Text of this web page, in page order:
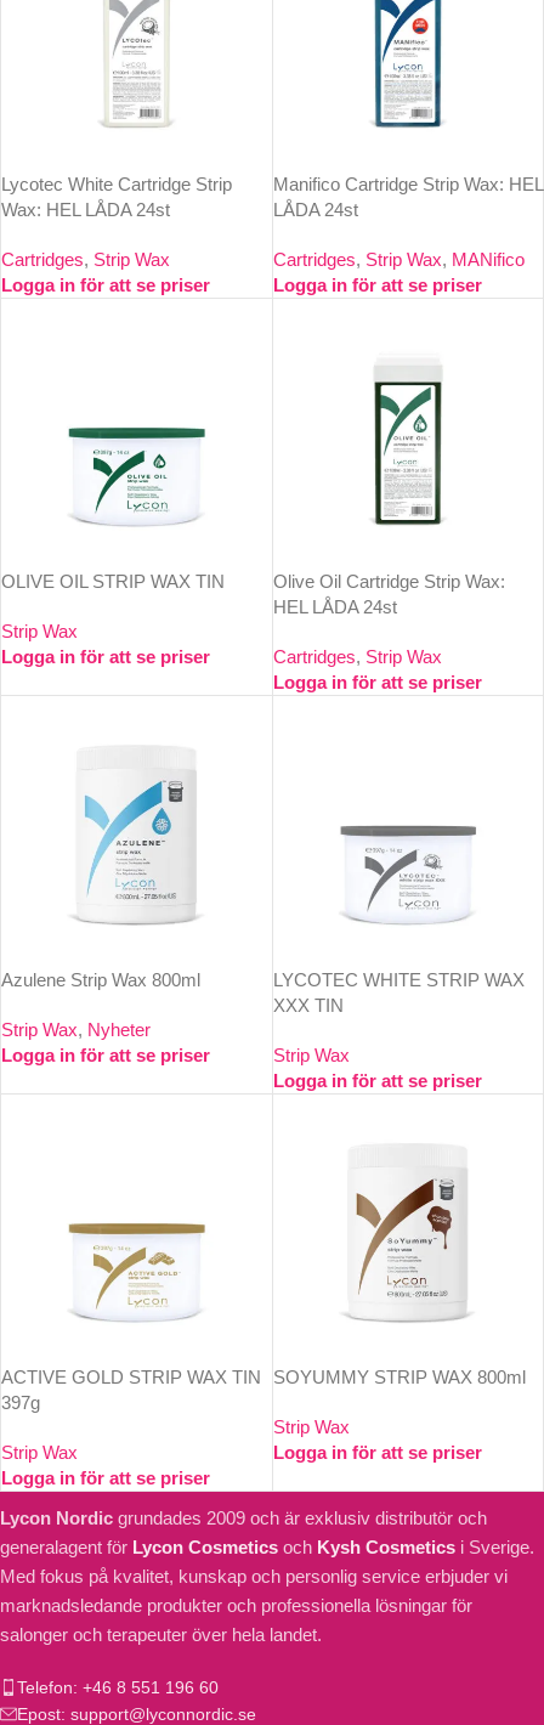
Lycotec White Cartridge Strip
Wax: HEL LÅDA 24st
Cartridges, Strip Wax
Logga in för att se priser
Manifico Cartridge Strip Wax: HEL
LÅDA 24st
Cartridges, Strip Wax, MANifico
Logga in för att se priser
OLIVE OIL STRIP WAX TIN
Strip Wax
Logga in för att se priser
Olive Oil Cartridge Strip Wax:
HEL LÅDA 24st
Cartridges, Strip Wax
Logga in för att se priser
Azulene Strip Wax 800ml
Strip Wax, Nyheter
Logga in för att se priser
LYCOTEC WHITE STRIP WAX
XXX TIN
Strip Wax
Logga in för att se priser
ACTIVE GOLD STRIP WAX TIN
397g
Strip Wax
Logga in för att se priser
SOYUMMY STRIP WAX 800ml
Strip Wax
Logga in för att se priser
Lycon Nordic grundades 2009 och är exklusiv distributör och
generalagent för Lycon Cosmetics och Kysh Cosmetics i Sverige.
Med fokus på kvalitet, kunskap och personlig service erbjuder vi
marknadsledande produkter och professionella lösningar för
salonger och terapeuter över hela landet.
Telefon: +46 8 551 196 60
Epost: support@lyconnordic.se